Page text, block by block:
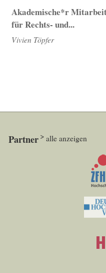
Akademische*r
für Rechts- und...
Vivien Töpfer
Partner alle anzeigen